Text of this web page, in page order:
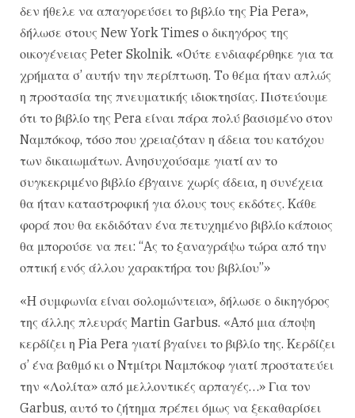
δεν ήθελε να απαγορεύσει το βιβλίο της Pia Pera»,
δήλωσε στους New York Times ο δικηγόρος της
οικογένειας Peter Skolnik. «Oύτε ενδιαφέρθηκε για τα
χρήματα σ’ αυτήν την περίπτωση. Tο θέμα ήταν απλώς
η προστασία της πνευματικής ιδιοκτησίας. Πιστεύουμε
ότι το βιβλίο της Pera είναι πάρα πολύ βασισμένο στον
Nαμπόκοφ, τόσο που χρειαζόταν η άδεια του κατόχου
των δικαιωμάτων. Aνησυχούσαμε γιατί αν το
συγκεκριμένο βιβλίο έβγαινε χωρίς άδεια, η συνέχεια
θα ήταν καταστροφική για όλους τους εκδότες. Kάθε
φορά που θα εκδιδόταν ένα πετυχημένο βιβλίο κάποιος
θα μπορούσε να πει: “Aς το ξαναγράψω τώρα από την
οπτική ενός άλλου χαρακτήρα του βιβλίου”»
«H συμφωνία είναι σολομώντεια», δήλωσε ο δικηγόρος
της άλλης πλευράς Martin Garbus. «Aπό μια άποψη
κερδίζει η Pia Pera γιατί βγαίνει το βιβλίο της. Kερδίζει
σ’ ένα βαθμό κι ο Nτμίτρι Nαμπόκοφ γιατί προστατεύει
την «Λολίτα» από μελλοντικές αρπαγές…» Για τον
Garbus, αυτό το ζήτημα πρέπει όμως να ξεκαθαρίσει